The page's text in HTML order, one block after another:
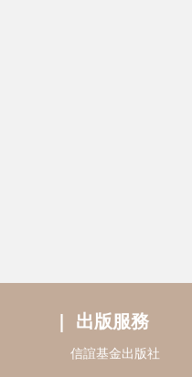
出版服務
信誼基金出版社